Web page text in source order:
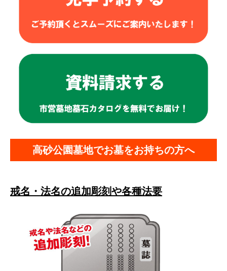
高砂公園墓地でお墓をお持ちの方へ
戒名・法名の追加彫刻や各種法要